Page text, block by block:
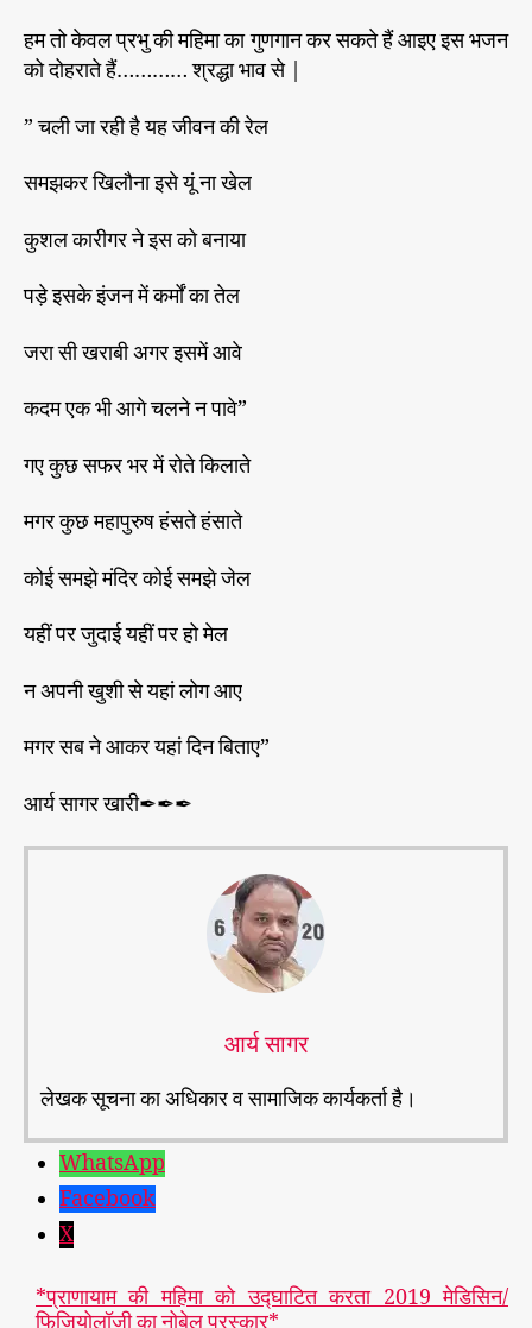
हम तो केवल प्रभु की महिमा का गुणगान कर सकते हैं आइए इस भजन
को दोहराते हैं………… श्रद्धा भाव से |
” चली जा रही है यह जीवन की रेल
समझकर खिलौना इसे यूं ना खेल
कुशल कारीगर ने इस को बनाया
पड़े इसके इंजन में कर्मों का तेल
जरा सी खराबी अगर इसमें आवे
कदम एक भी आगे चलने न पावे”
गए कुछ सफर भर में रोते किलाते
मगर कुछ महापुरुष हंसते हंसाते
कोई समझे मंदिर कोई समझे जेल
यहीं पर जुदाई यहीं पर हो मेल
न अपनी खुशी से यहां लोग आए
मगर सब ने आकर यहां दिन बिताए”
आर्य सागर खारी✒✒✒
आर्य सागर
लेखक सूचना का अधिकार व सामाजिक कार्यकर्ता है।
WhatsApp
Facebook
X
*प्राणायाम की महिमा को उद्घाटित करता 2019 मेडिसिन/